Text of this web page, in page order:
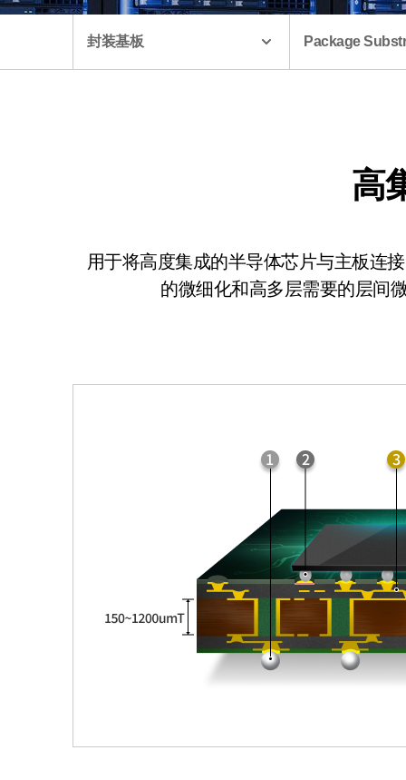
封装基板 Package
高
用于将高度集成的半导体芯片与主板连
的微细化和高多层需要的层间